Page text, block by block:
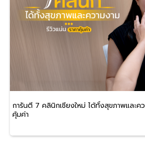
การันตี 7 คลินิกเชียงใหม่ ได้ทั้งสุขภาพและค
คุ้มค่า